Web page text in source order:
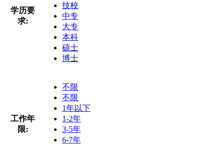
学历要
求:
技校
中专
大专
本科
硕士
博士
工作年
限:
不限
不限
1年以下
1-2年
3-5年
6-7年